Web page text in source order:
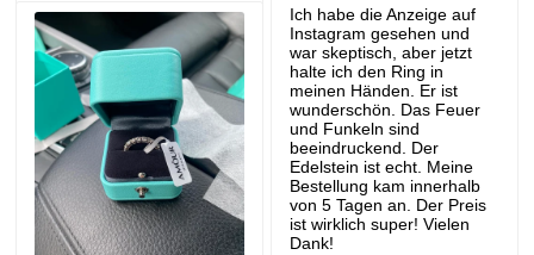
Amóur Diamond™ Ring
Ich habe die Anzeige auf
Instagram gesehen und
war skeptisch, aber jetzt
halte ich den Ring in
meinen Händen. Er ist
wunderschön. Das Feuer
und Funkeln sind
beeindruckend. Der
Edelstein ist echt. Meine
Bestellung kam innerhalb
von 5 Tagen an. Der Preis
ist wirklich super! Vielen
Dank!